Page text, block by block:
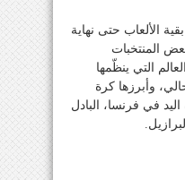
الألعاب حتى نهاية
المنتخبات
التي ينظّمها
وأبرزها كرة
في فرنسا، البادل